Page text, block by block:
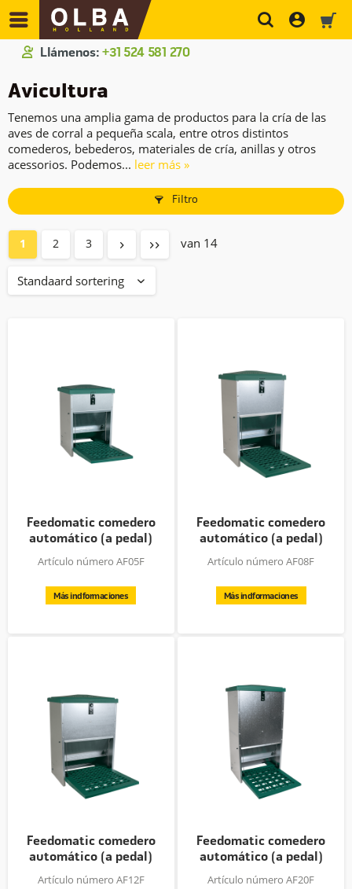
Llámenos: +31 524 581 270
Avicultura
Tenemos una amplia gama de productos para la cría de las
aves de corral a pequeña scala, entre otros distintos
comederos, bebederos, materiales de cría, anillas y otros
acessorios. Podemos... leer más »
Filtro
1 2 3 van 14
Feedomatic comedero
automático (a pedal)
para...
Artículo número AF05F
Más indformaciones
Feedomatic comedero
automático (a pedal)
para...
Artículo número AF08F
Más indformaciones
Feedomatic comedero
automático (a pedal)
para...
Artículo número AF12F
Feedomatic comedero
automático (a pedal)
para...
Artículo número AF20F